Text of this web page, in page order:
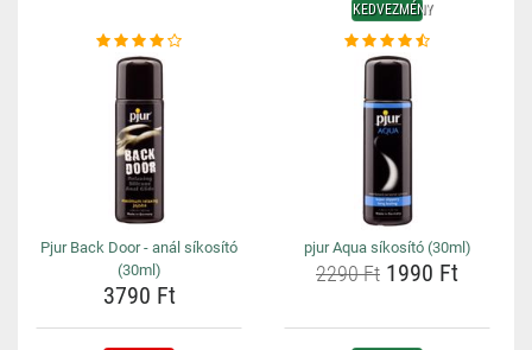
Pjur Back Door - anál síkosító
(30ml)
3790 Ft
KEDVEZMÉNY
pjur Aqua síkosító (30ml)
2290 Ft 1990 Ft